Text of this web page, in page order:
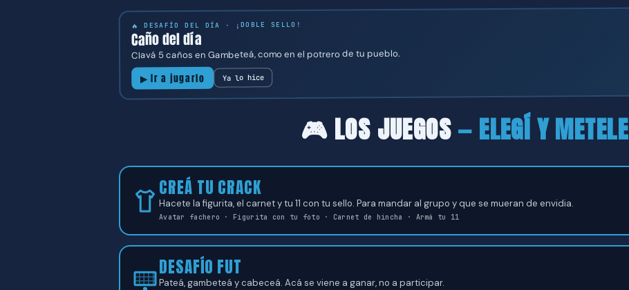
🔥 DESAFÍO DEL DÍA · ¡DOBLE SELLO!
Caño del día
Clavá 5 caños en Gambeteá, como en el potrero de tu pueblo.
▶ Ir a jugarlo Ya lo hice
🎮 LOS JUEGOS— ELEGÍ Y METELE
CREÁ TU CRACK
Hacete la figurita, el carnet y tu 11 con tu sello. Para mandar al grupo y que se mueran de envidia.
Avatar fachero · Figurita con tu foto · Carnet de hincha · Armá tu 11
DESAFÍO FUT
Pateá, gambeteá y cabeceá. Acá se viene a ganar, no a participar.